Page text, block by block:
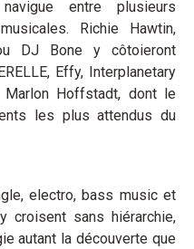
entre plusieurs
Richie Hawtin,
DJ Bone y côtoieront
Effy, Interplanetary
Marlon Hoffstadt, dont le
les plus attendus du
electro, bass music et
croisent sans hiérarchie,
autant la découverte que